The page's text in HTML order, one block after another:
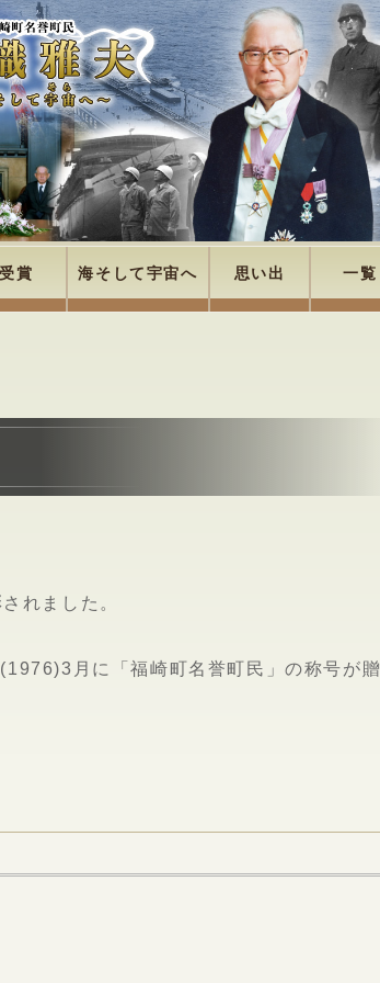
受賞 海そして宇宙へ 思い出 一覧
れました。
月に「福崎町名誉町民」の称号が贈